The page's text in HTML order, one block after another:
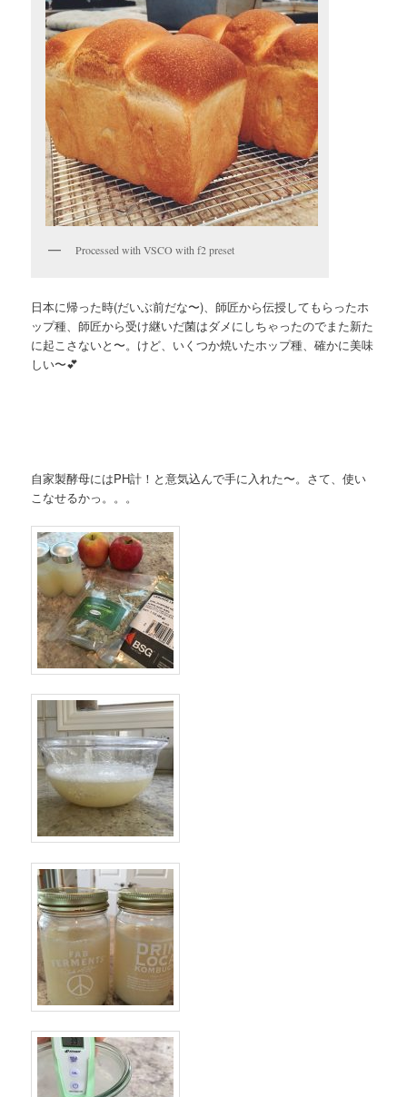
Processed with VSCO with f2 preset
日本に帰った時(だいぶ前だな〜)、師匠から伝授してもらったホ
ップ種、師匠から受け継いだ菌はダメにしちゃったのでまた新た
に起こさないと〜。けど、いくつか焼いたホップ種、確かに美味
しい〜💕
自家製酵母にはPH計！と意気込んで手に入れた〜。さて、使い
こなせるかっ。。。